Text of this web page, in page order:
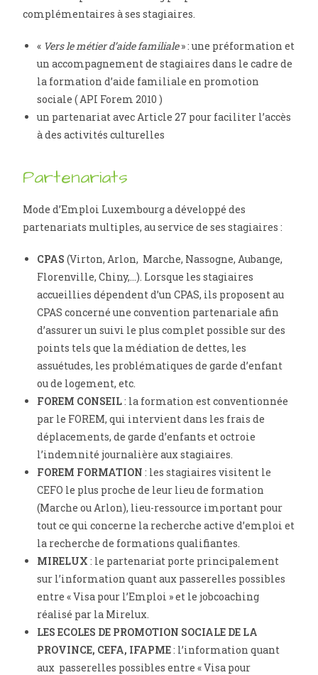
complémentaires à ses stagiaires.
« Vers le métier d’aide familiale» : une préformation et
un accompagnement de stagiaires dans le cadre de
la formation d’aide familiale en promotion
sociale ( API Forem 2010 )
un partenariat avec Article 27 pour faciliter l’accès
à des activités culturelles
Partenariats
Mode d’Emploi Luxembourg a développé des
partenariats multiples, au service de ses stagiaires :
CPAS (Virton, Arlon, Marche, Nassogne, Aubange,
Florenville, Chiny,…). Lorsque les stagiaires
accueillies dépendent d’un CPAS, ils proposent au
CPAS concerné une convention partenariale afin
d’assurer un suivi le plus complet possible sur des
points tels que la médiation de dettes, les
assuétudes, les problématiques de garde d’enfant
ou de logement, etc.
FOREM CONSEIL: la formation est conventionnée
par le FOREM, qui intervient dans les frais de
déplacements, de garde d’enfants et octroie
l’indemnité journalière aux stagiaires.
FOREM FORMATION : les stagiaires visitent le
CEFO le plus proche de leur lieu de formation
(Marche ou Arlon), lieu-ressource important pour
tout ce qui concerne la recherche active d’emploi et
la recherche de formations qualifiantes.
MIRELUX : le partenariat porte principalement
sur l’information quant aux passerelles possibles
entre « Visa pour l’Emploi » et le jobcoaching
réalisé par la Mirelux.
LES ECOLES DE PROMOTION SOCIALE DE LA
PROVINCE, CEFA, IFAPME: l’information quant
aux passerelles possibles entre « Visa pour